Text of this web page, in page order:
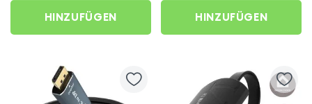
HINZUFÜGEN HINZUFÜGEN